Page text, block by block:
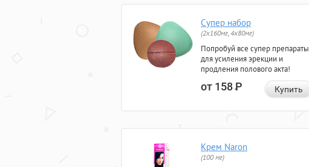
Супер набор
(2х160мг, 4х80мг)
Попробуй все супер препараты
для усиления эрекции и
продления полового акта!
от 158Р Купить
Крем Naron
(100 мг)